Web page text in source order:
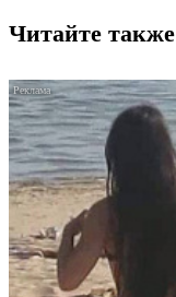
Читайте также